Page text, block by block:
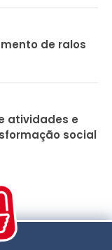
de ralos
atividades e
social